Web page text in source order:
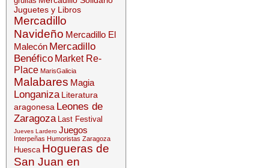
Juguetes y Libros
Mercadillo
Navideño Mercadillo El
Malecón Mercadillo
Benéfico Market Re-
Place MarisGalicia
Malabares Magia
Longaniza Literatura
aragonesa Leones de
Zaragoza Last Festival
Jueves Lardero Juegos
Interpeñas Humoristas Zaragoza
Huesca Hogueras de
San Juan en